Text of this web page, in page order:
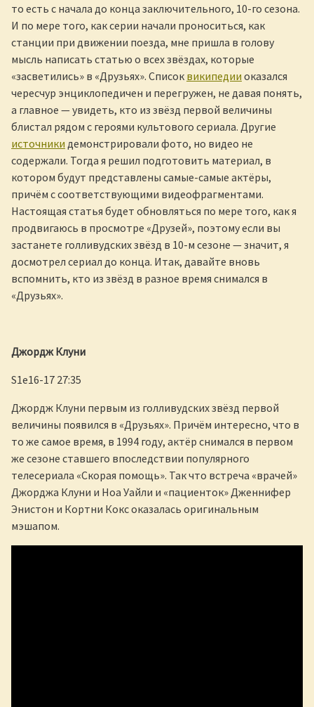
то есть с начала до конца заключительного, 10-го сезона.
И по мере того, как серии начали проноситься, как
станции при движении поезда, мне пришла в голову
мысль написать статью о всех звёздах, которые
«засветились» в «Друзьях». Список википедии оказался
чересчур энциклопедичен и перегружен, не давая понять,
а главное — увидеть, кто из звёзд первой величины
блистал рядом с героями культового сериала. Другие
источники демонстрировали фото, но видео не
содержали. Тогда я решил подготовить материал, в
котором будут представлены самые-самые актёры,
причём с соответствующими видеофрагментами.
Настоящая статья будет обновляться по мере того, как я
продвигаюсь в просмотре «Друзей», поэтому если вы
застанете голливудских звёзд в 10-м сезоне — значит, я
досмотрел сериал до конца. Итак, давайте вновь
вспомнить, кто из звёзд в разное время снимался в
«Друзьях».
Джордж Клуни
S1e16-17 27:35
Джордж Клуни первым из голливудских звёзд первой
величины появился в «Друзьях». Причём интересно, что в
то же самое время, в 1994 году, актёр снимался в первом
же сезоне ставшего впоследствии популярного
телесериала «Скорая помощь». Так что встреча «врачей»
Джорджа Клуни и Ноа Уайли и «пациенток» Дженнифер
Энистон и Кортни Кокс оказалась оригинальным
мэшапом.